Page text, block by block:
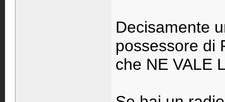
Decisamente
possessore di
che NE VALE